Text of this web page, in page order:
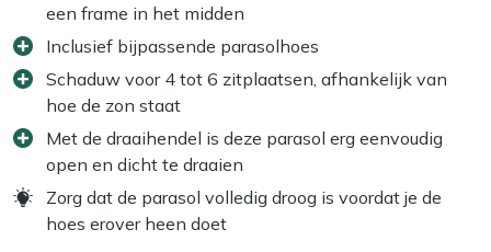
een frame in het midden
Inclusief bijpassende parasolhoes
Schaduw voor 4 tot 6 zitplaatsen, afhankelijk van
hoe de zon staat
Met de draaihendel is deze parasol erg eenvoudig
open en dicht te draaien
Zorg dat de parasol volledig droog is voordat je de
hoes erover heen doet